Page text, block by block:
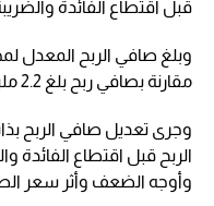
قبل اقتطاع الفائدة
مقارنة بصافي ربح بلغ 2.2 مليار ريال في 2021.
وجرى تعديل صافي الربح
الربح قبل اقتطاع الفائدة
وأوجه الضعف وأثر سعر